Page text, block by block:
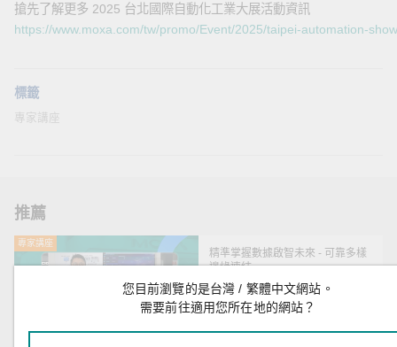
搶先了解更多 2025 台北國際自動化工業大展活動資訊
https://www.moxa.com/tw/promo/Event/2025/taipei-automation-
標籤
專家講座
推薦
專家講座
精準掌握數據啟智未來 - 可靠多樣
邊緣連結
07:24
您目前瀏覽的是台灣 / 繁體中文網站。
需要前往適用您所在地的網站？